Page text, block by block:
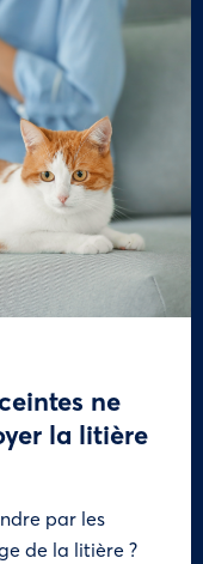
ne
la litière
par les
de la litière ?